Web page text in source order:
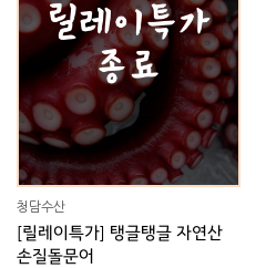
청담수산
[릴레이특가] 탱글탱글 자연산
손질돌문어